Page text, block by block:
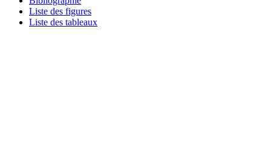
Liste des figures
Liste des tableaux